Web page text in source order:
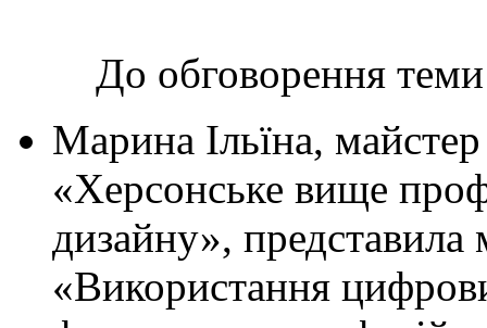
До обговорення теми
Марина Ільїна,
«Херсонське вище
дизайну», представила
«Використання